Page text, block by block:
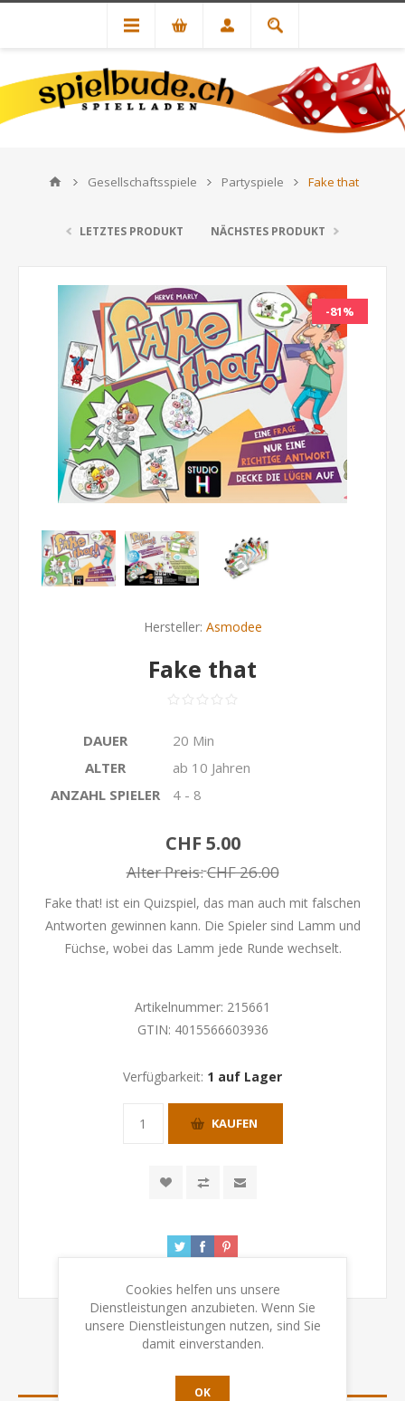
Gesellschaftsspiele Partyspiele Fake that
LETZTES PRODUKT NÄCHSTES PRODUKT
-81%
Hersteller: Asmodee
Fake that
DAUER
20 Min
ALTER
ab 10 Jahren
ANZAHL SPIELER
4 - 8
CHF 5.00
Alter Preis:CHF 26.00
Fake that! ist ein Quizspiel, das man auch mit falschen
Antworten gewinnen kann. Die Spieler sind Lamm und
Füchse, wobei das Lamm jede Runde wechselt.
Artikelnummer: 215661
GTIN: 4015566603936
Verfügbarkeit: 1 auf Lager
KAUFEN
ÜBERSICHT
Cookies helfen uns unsere
Dienstleistungen anzubieten. Wenn Sie
unsere Dienstleistungen nutzen, sind Sie
damit einverstanden.
OK